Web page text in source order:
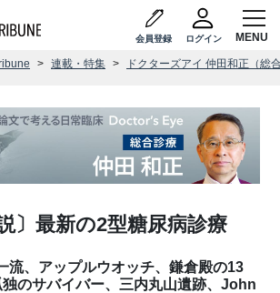
会員登録 ログイン
連載・特集 ドクターズアイ 仲田和正（総
〕最新の2型糖尿病診療
流、アップルウオッチ、鎌倉殿の13
のサバイバー、三内丸山遺跡、John